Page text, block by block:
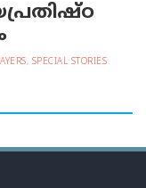
, SPECIAL STORIES